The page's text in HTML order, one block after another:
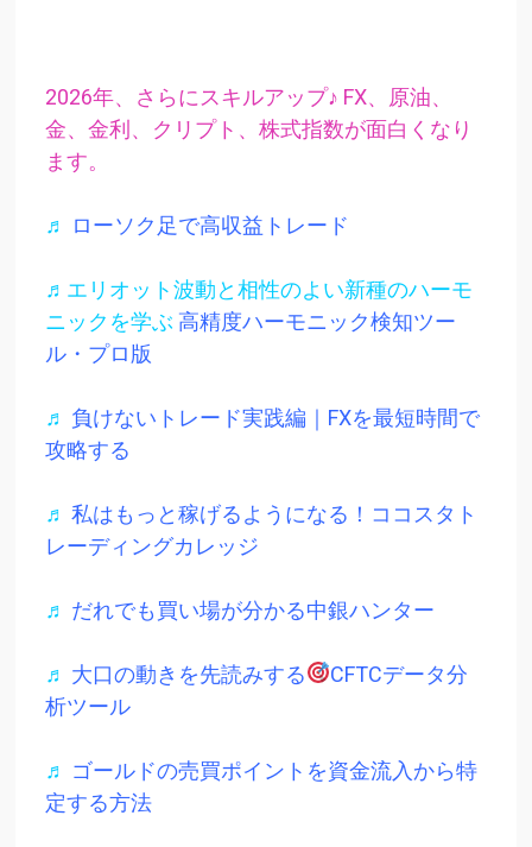
2026年、さらにスキルアップ♪ FX、原油、
金、金利、クリプト、株式指数が面白くなり
ます。
♬ ローソク足で高収益トレード
♬エリオット波動と相性のよい新種のハーモ
ニックを学ぶ 高精度ハーモニック検知ツー
ル・プロ版
♬ 負けないトレード実践編｜FXを最短時間で
攻略する
♬ 私はもっと稼げるようになる！ココスタト
レーディングカレッジ
♬ だれでも買い場が分かる中銀ハンター
♬ 大口の動きを先読みする
CFTCデータ分
析ツール
♬ ゴールドの売買ポイントを資金流入から特
定する方法